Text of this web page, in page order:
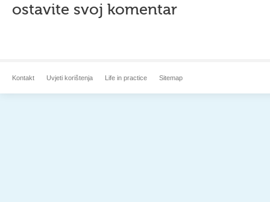
ostavite svoj komentar
Kontakt Uvjeti korištenja Life in practice Sitemap